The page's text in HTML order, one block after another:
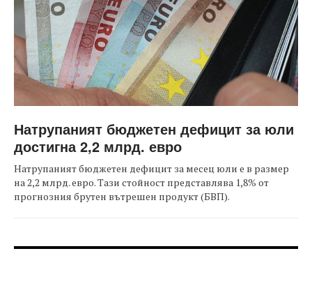
Натрупаният бюджетен дефицит за юли
достигна 2,2 млрд. евро
Натрупаният бюджетен дефицит за месец юли е в размер
на 2,2 млрд. евро. Тази стойност представлява 1,8% от
прогнозния брутен вътрешен продукт (БВП).